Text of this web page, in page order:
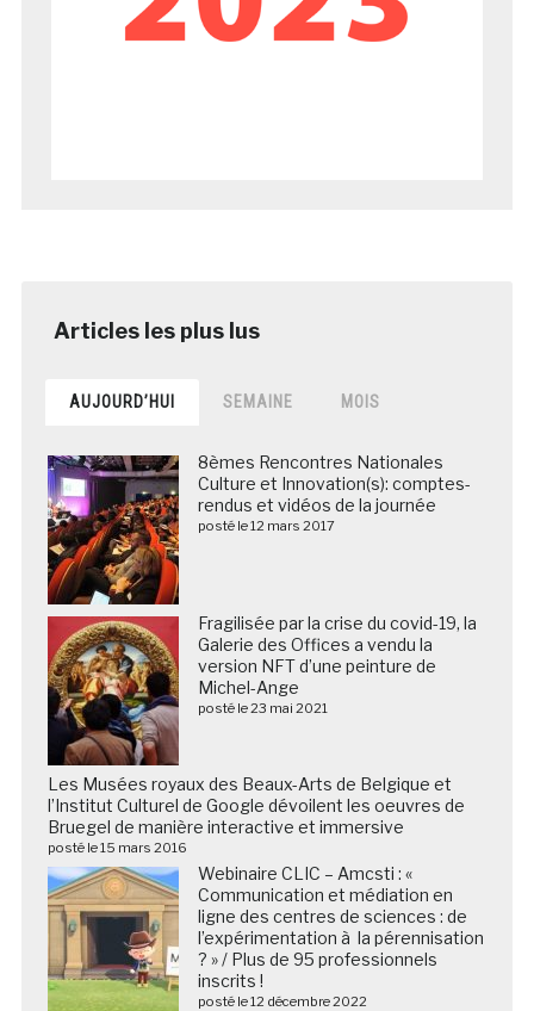
AUJOURD’HUI SEMAINE MOIS
8èmes Rencontres Nationales
Culture et Innovation(s): comptes-
rendus et vidéos de la journée
posté le 12 mars 2017
Fragilisée par la crise du covid-19, la
Galerie des Offices a vendu la
version NFT d’une peinture de
Michel-Ange
posté le 23 mai 2021
Les Musées royaux des Beaux-Arts de Belgique et
l’Institut Culturel de Google dévoilent les oeuvres de
Bruegel de manière interactive et immersive
posté le 15 mars 2016
Webinaire CLIC – Amcsti : «
Communication et médiation en
ligne des centres de sciences : de
l’expérimentation à la pérennisation
? » / Plus de 95 professionnels
inscrits !
posté le 12 décembre 2022